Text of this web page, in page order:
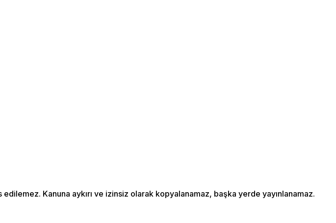
Kanuna aykırı ve izinsiz olarak kopyalanamaz, başka yerde yayınlanamaz.